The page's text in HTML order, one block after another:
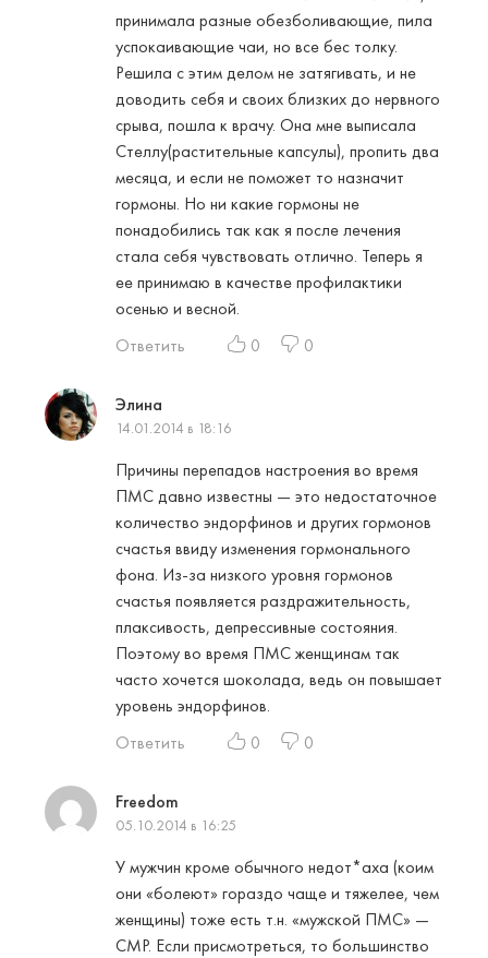
принимала разные обезболивающие, пила
успокаивающие чаи, но все бес толку.
Решила с этим делом не затягивать, и не
доводить себя и своих близких до нервного
срыва, пошла к врачу. Она мне выписала
Стеллу(растительные капсулы), пропить два
месяца, и если не поможет то назначит
гормоны. Но ни какие гормоны не
понадобились так как я после лечения
стала себя чувствовать отлично. Теперь я
ее принимаю в качестве профилактики
осенью и весной.
Ответить
0 0
Элина
14.01.2014 в 18:16
Причины перепадов настроения во время
ПМС давно известны — это недостаточное
количество эндорфинов и других гормонов
счастья ввиду изменения гормонального
фона. Из-за низкого уровня гормонов
счастья появляется раздражительность,
плаксивость, депрессивные состояния.
Поэтому во время ПМС женщинам так
часто хочется шоколада, ведь он повышает
уровень эндорфинов.
Ответить
0 0
Freedom
05.10.2014 в 16:25
У мужчин кроме обычного недот*аха (коим
они «болеют» гораздо чаще и тяжелее, чем
женщины) тоже есть т.н. «мужской ПМС» —
СМР. Если присмотреться, то большинство